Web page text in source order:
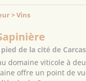
> Vins
de la cité de
domaine viticole à
offre un point de